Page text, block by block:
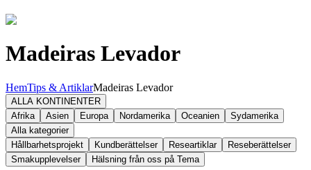
Madeiras Levador
HemTips & ArtiklarMadeiras Levador
ALLA KONTINENTER
Afrika
Asien Europa Nordamerika Oceanien
Sydamerika
Alla kategorier
Hållbarhetsprojekt
Kundberättelser Researtiklar
Reseberättelser
Smakupplevelser
Hälsning från oss på Tema